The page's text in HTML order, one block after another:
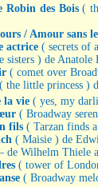
Robin des Bois(
/ Amour sans
actrice ( secrets of
sisters ) de
( comet over
( the little princess )
la vie ( yes, my
( Broadway
fils ( Tarzan finds
( Maisie ) de
de Wilhelm Thiele
( tower of
( Broadway